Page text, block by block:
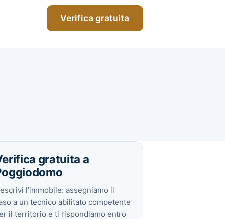
Verifica gratuita
gratuita a
l'immobile: assegniamo il
a un tecnico abilitato competente
il territorio e ti rispondiamo entro